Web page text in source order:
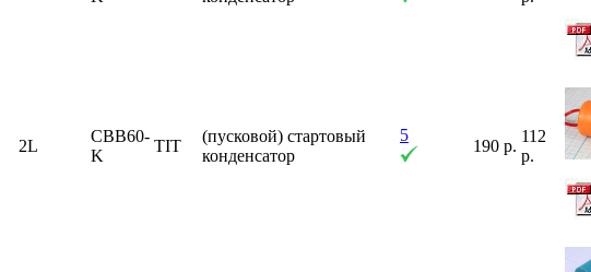
2L
CBB60-
K
TIT
(пусковой) стартовый
конденсатор
5
190 р.
112
р.